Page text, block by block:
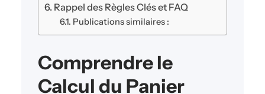
Rappel des Règles Clés et FAQ
Publications similaires :
Comprendre le
Calcul du Panier